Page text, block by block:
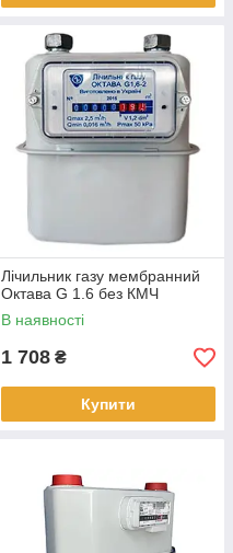
Лічильник газу мембранний
Октава G 1.6 без КМЧ
В наявності
1 708 ₴
Купити